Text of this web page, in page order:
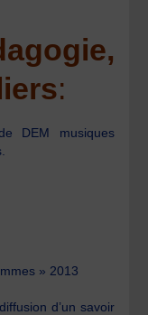
:
DEM musiques
» 2013
d’un savoir